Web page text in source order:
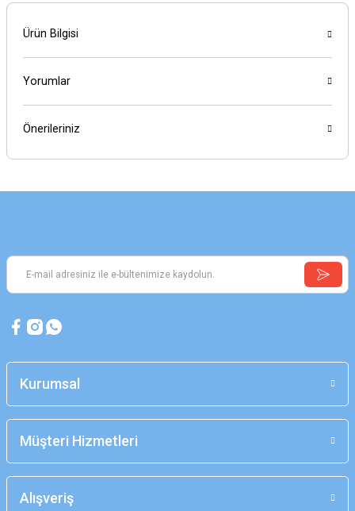
Ürün Bilgisi
Yorumlar
Önerileriniz
Kurumsal
Müşteri Hizmetleri
Alışveriş